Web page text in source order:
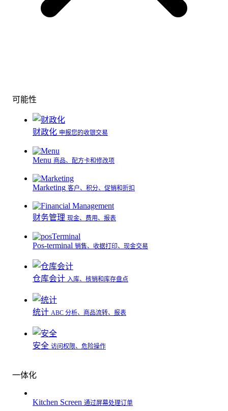
可能性
财政化 申报您的收银交易
Menu 商品、配方卡和修改项
Marketing 客户、积分、促销和折扣
财务管理 现金、费用、报表
Pos-terminal 销售、收据打印、现金交易
仓库会计 入库、核销和库存盘点
统计 ABC 分析、商品流转、报表
安全 访问权限、危险操作
一体化
Kitchen Screen 通过屏幕处理订单